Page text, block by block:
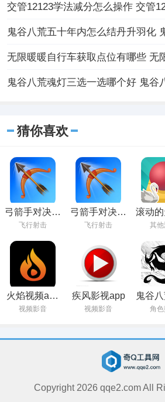
猜你喜欢
弓箭手对决最
新版下载
飞行射击
弓箭手对决官
方正版下载
飞行射击
滚动
费
其
火焰视频app
官方下载最新
视频影音
疾风影视app
视频影音
鬼谷八
角
Copyright 2026 qqe2.com All